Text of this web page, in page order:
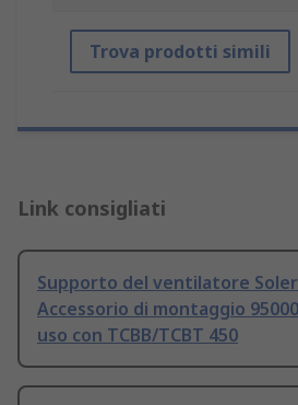
Trova prodotti simili
Link consigliati
Supporto del ventilatore
Accessorio di montaggio
uso con TCBB/TCBT 450